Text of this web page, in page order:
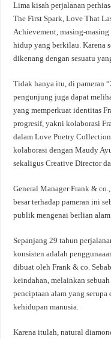
Lima kisah perjalanan
The First Spark, Love That
Achievement, masing-
hidup yang berkilau. Karena
dikenang dengan sesuatu
Tidak hanya itu, di pameran
pengunjung juga dapat
yang memperkuat identitas
progresif, yakni kolaborasi
dalam Love Poetry
kolaborasi dengan Maudy
sekaligus Creative Director
General Manager Frank &
besar terhadap pameran ini
publik mengenai berlian
Sepanjang 29 tahun
konsisten adalah
dibuat oleh Frank & co.
keindahan, melainkan
penciptaan alam yang serupa
kehidupan manusia.
Karena itulah, natural